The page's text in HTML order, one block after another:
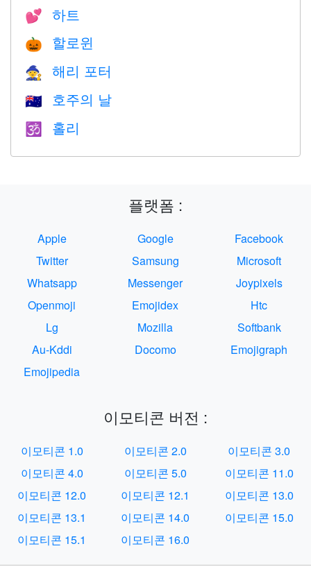
💕 하트
🎃 할로윈
🧙 해리 포터
🇦🇺 호주의 날
🕉 홀리
플랫폼 :
Apple Google
Facebook
Twitter
Samsung
Microsoft
Whatsapp
Messenger
Joypixels
Openmoji
Emojidex
Htc
Lg
Mozilla
Softbank
Au-Kddi
Docomo
Emojigraph
Emojipedia
이모티콘 버전 :
이모티콘 1.0 이모티콘 2.0
이모티콘 3.0
이모티콘 4.0
이모티콘 5.0
이모티콘 11.0
이모티콘 12.0
이모티콘 12.1
이모티콘 13.0
이모티콘 13.1
이모티콘 14.0
이모티콘 15.0
이모티콘 15.1
이모티콘 16.0